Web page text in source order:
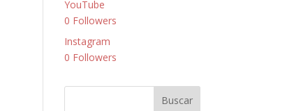
YouTube
0 Followers
Instagram
0 Followers